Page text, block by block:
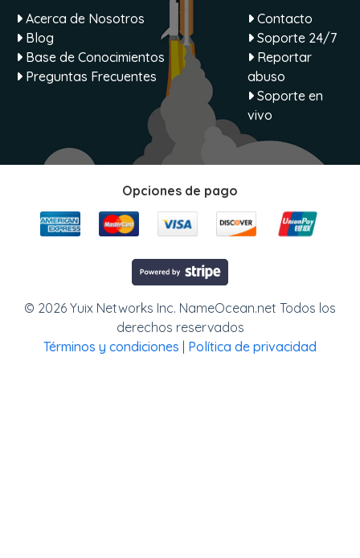
Acerca de Nosotros
Blog
Base de Conocimientos
Preguntas Frecuentes
Contacto
Soporte 24/7
Reportar
abuso
Soporte en
vivo
Opciones de pago
© 2026 Yuix Networks Inc. NameOcean.net Todos los
derechos reservados
Términos y condiciones | Política de privacidad